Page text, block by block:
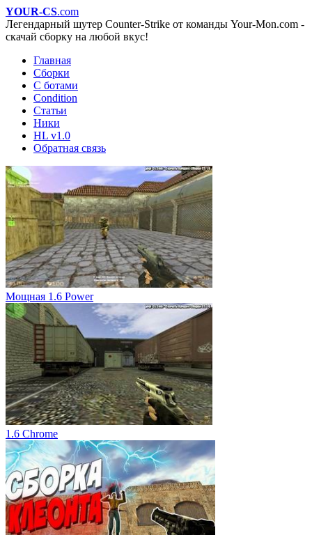
YOUR-CS.com
Легендарный шутер Counter-Strike от команды Your-Mon.com -
скачай сборку на любой вкус!
Главная
Сборки
С ботами
Condition
Статьи
Ники
HL v1.0
Обратная связь
Мощная 1.6 Power
1.6 Chrome